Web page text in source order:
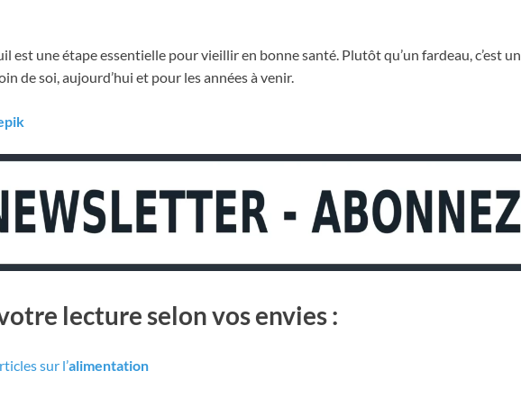
est une étape essentielle pour vieillir en bonne santé. Plutôt qu’un fardeau, c’est
de soi, aujourd’hui et pour les années à venir.
lecture selon vos envies :
sur l’alimentation